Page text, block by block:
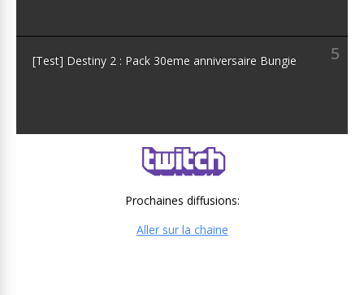
5
[Test] Destiny 2 : Pack 30eme anniversaire Bungie
Prochaines diffusions:
Aller sur la chaine